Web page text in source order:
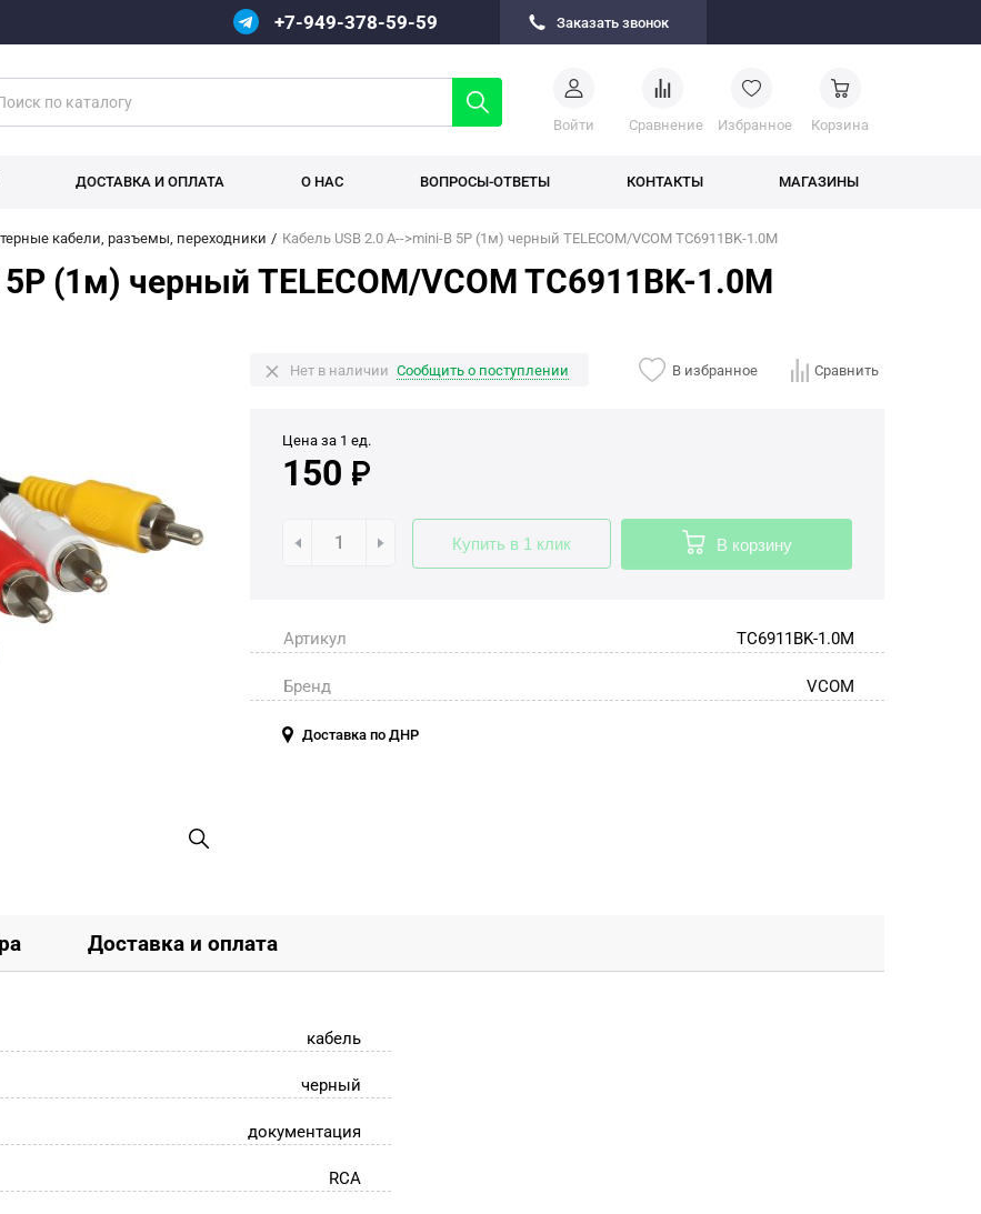
+7-949-378-59-59 Заказать звонок
Войти Cравнение Избранное Корзина
ДОСТАВКА И ОПЛАТА О НАС ВОПРОСЫ-ОТВЕТЫ КОНТАКТЫ МАГАЗИНЫ
кабели, разъемы, переходники Кабель USB 2.0 A-->mini-B 5P (1м) черный TELECOM/VCOM TC6911BK-1.0M
(1м) черный TELECOM/VCOM TC6911BK-1.0M
Нет в наличии Сообщить о поступлении В избранное Сравнить
Цена за 1 ед.
150
Купить в 1 клик В корзину
Артикул TC6911BK-1.0M
Бренд VCOM
Доставка по ДНР
Доставка и оплата
кабель
черный
документация
RCA